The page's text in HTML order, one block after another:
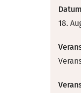
Datum
18.